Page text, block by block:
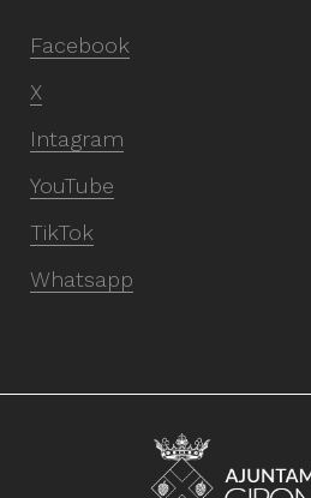
Facebook
X
Intagram
YouTube
TikTok
Whatsapp